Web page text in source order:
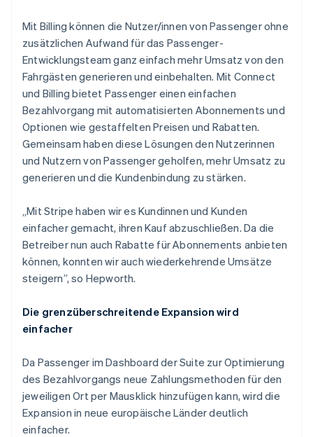
Mit Billing können die Nutzer/innen von Passenger ohne
zusätzlichen Aufwand für das Passenger-
Entwicklungsteam ganz einfach mehr Umsatz von den
Fahrgästen generieren und einbehalten. Mit Connect
und Billing bietet Passenger einen einfachen
Bezahlvorgang mit automatisierten Abonnements und
Optionen wie gestaffelten Preisen und Rabatten.
Gemeinsam haben diese Lösungen den Nutzerinnen
und Nutzern von Passenger geholfen, mehr Umsatz zu
generieren und die Kundenbindung zu stärken.
„Mit Stripe haben wir es Kundinnen und Kunden
einfacher gemacht, ihren Kauf abzuschließen. Da die
Betreiber nun auch Rabatte für Abonnements anbieten
können, konnten wir auch wiederkehrende Umsätze
steigern”, so Hepworth.
Die grenzüberschreitende Expansion wird
einfacher
Da Passenger im Dashboard der Suite zur Optimierung
des Bezahlvorgangs neue Zahlungsmethoden für den
jeweiligen Ort per Mausklick hinzufügen kann, wird die
Expansion in neue europäische Länder deutlich
einfacher.